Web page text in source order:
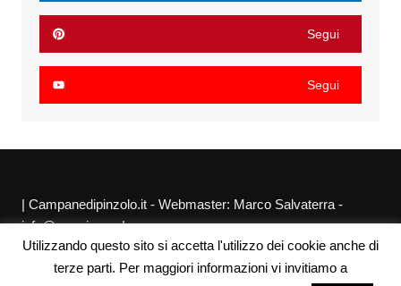
Segui
Segui
| Campanedipinzolo.it - Webmaster: Marco Salvaterra -
info@agraria.org |
Chi siamo Privacy Policy Sitemap Link utili
Utilizzando questo sito si accetta l'utilizzo dei cookie anche di
terze parti. Per maggiori informazioni vi invitiamo a